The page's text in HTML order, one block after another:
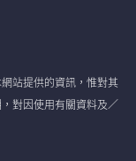
站提供的資訊，惟對其
對因使用有關資料及／